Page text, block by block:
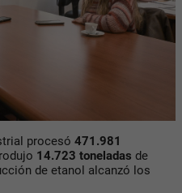
procesó 471.981
14.723 toneladas de
de etanol alcanzó los